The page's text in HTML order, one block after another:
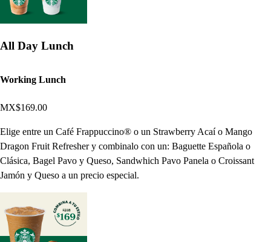
All Day Lunch
Working Lunch
MX$169.00
Elige entre un Café Frappuccino® o un Strawberry Acaí o Mango
Dragon Fruit Refresher y combinalo con un: Baguette Española o
Clásica, Bagel Pavo y Queso, Sandwhich Pavo Panela o Croissant
Jamón y Queso a un precio especial.